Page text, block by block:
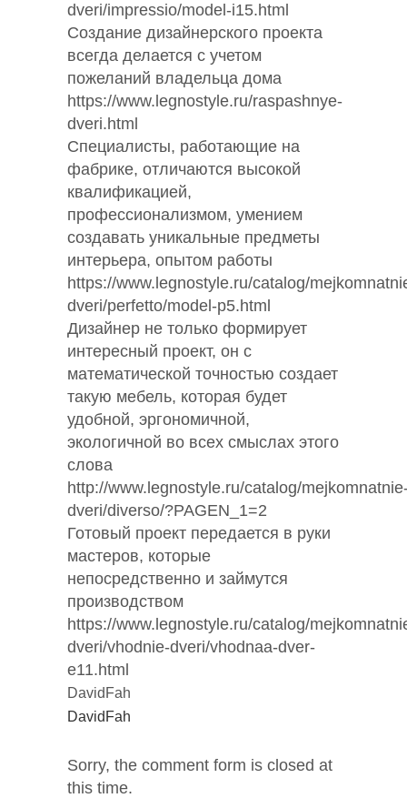
dveri/impressio/model-i15.html
Создание дизайнерского проекта
всегда делается с учетом
пожеланий владельца дома
https://www.legnostyle.ru/raspashnye-
dveri.html
Специалисты, работающие на
фабрике, отличаются высокой
квалификацией,
профессионализмом, умением
создавать уникальные предметы
интерьера, опытом работы
https://www.legnostyle.ru/catalog/
dveri/perfetto/model-p5.html
Дизайнер не только формирует
интересный проект, он с
математической точностью создает
такую мебель, которая будет
удобной, эргономичной,
экологичной во всех смыслах этого
слова
http://www.legnostyle.ru/catalog/
dveri/diverso/?PAGEN_1=2
Готовый проект передается в руки
мастеров, которые
непосредственно и займутся
производством
https://www.legnostyle.ru/catalog/
dveri/vhodnie-dveri/vhodnaa-dver-
e11.html
DavidFah
DavidFah
Sorry, the comment form is closed at
this time.